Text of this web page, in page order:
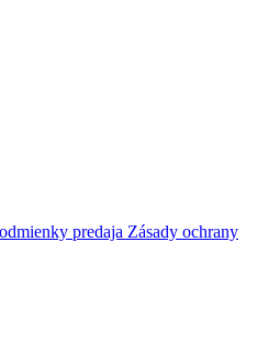
predaja Zásady ochrany